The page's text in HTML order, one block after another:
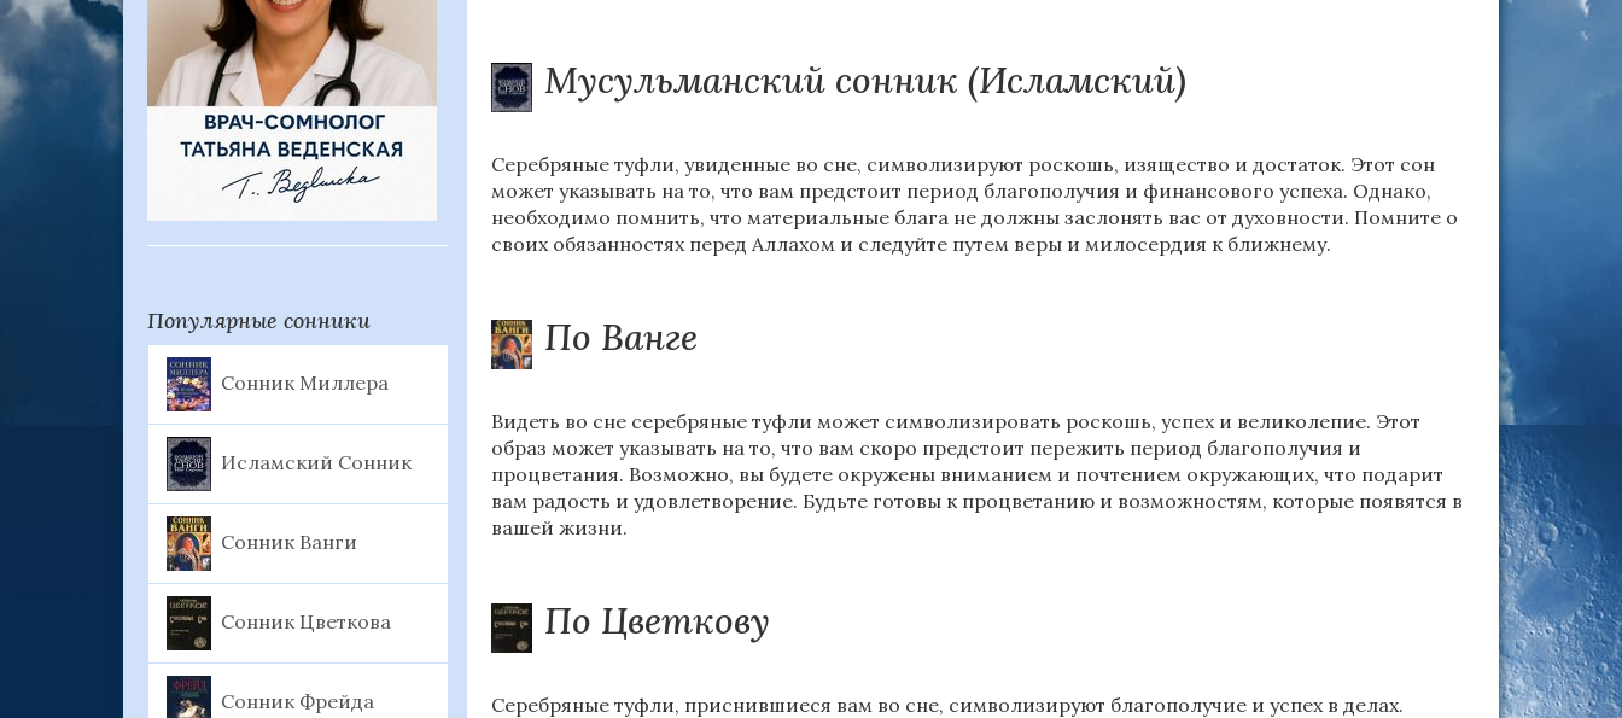
Популярные сонники
Сонник Миллера
Исламский Сонник
Сонник Ванги
Сонник Цветкова
Сонник Фрейда
Мусульманский сонник (Исламский)
Серебряные туфли, увиденные во сне, символизируют роскошь, изящество и достаток. Этот сон
может указывать на то, что вам предстоит период благополучия и финансового успеха. Однако,
необходимо помнить, что материальные блага не должны заслонять вас от духовности. Помните о
своих обязанностях перед Аллахом и следуйте путем веры и милосердия к ближнему.
По Ванге
Видеть во сне серебряные туфли может символизировать роскошь, успех и великолепие. Этот
образ может указывать на то, что вам скоро предстоит пережить период благополучия и
процветания. Возможно, вы будете окружены вниманием и почтением окружающих, что подарит
вам радость и удовлетворение. Будьте готовы к процветанию и возможностям, которые появятся в
вашей жизни.
По Цветкову
Серебряные туфли, приснившиеся вам во сне, символизируют благополучие и успех в делах.